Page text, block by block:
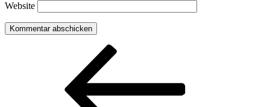
Website
Beitragsnavigation